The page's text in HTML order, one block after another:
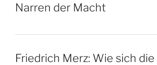
Narren der Macht
Friedrich Merz: Wie sich die